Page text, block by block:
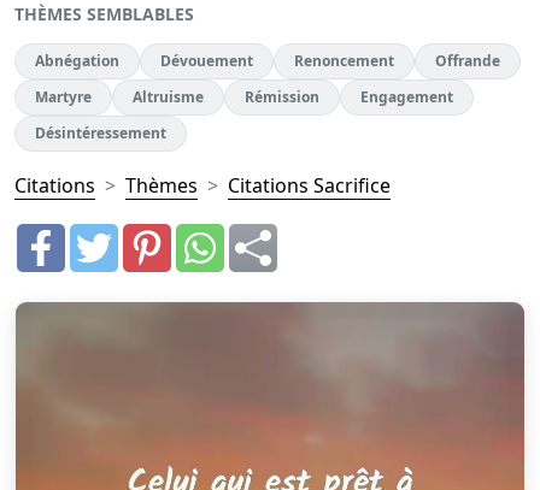
THÈMES SEMBLABLES
Abnégation Dévouement Renoncement
Offrande
Martyre
Altruisme Rémission
Engagement
Désintéressement
Citations Thèmes Citations Sacrifice